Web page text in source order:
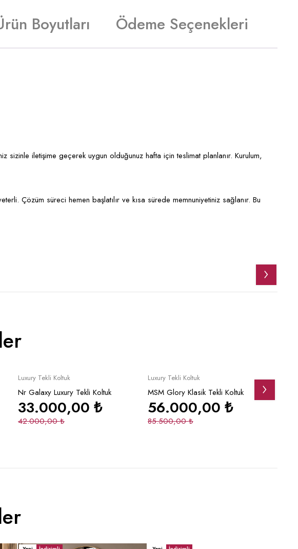
Boyutları Ödeme Seçenekleri
sizinle iletişime geçerek uygun olduğunuz hafta için teslimat planlanır. Kurulum,
Çözüm süreci hemen başlatılır ve kısa sürede memnuniyetiniz sağlanır. Bu
Sepete Ekle
Luxury Tekli Koltuk
Nr Galaxy Luxury Tekli Koltuk
42.000,00₺
33.000,00 ₺
Sepete Ekle
Luxury Tekli Koltuk
MSM Glory Klasik Tekli Koltuk
85.500,00₺
56.000,00 ₺